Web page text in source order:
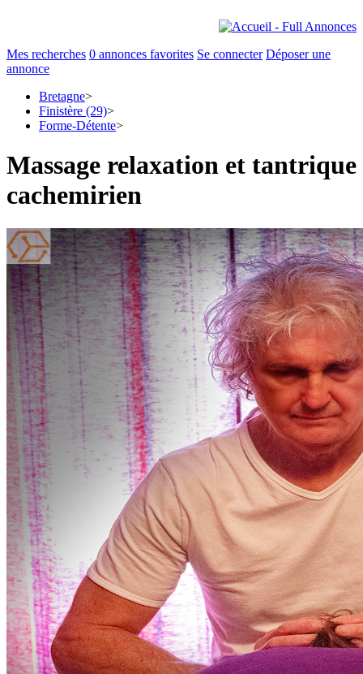
Mes recherches 0 annonces favorites Se connecter Déposer une
annonce
Bretagne>
Finistère (29)>
Forme-Détente>
Massage relaxation et tantrique
cachemirien